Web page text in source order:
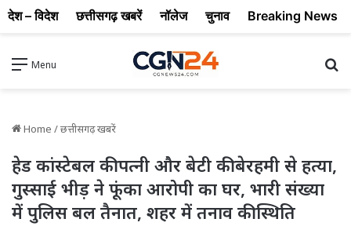
Menu
Home /छत्तीसगढ़ खबरें
हेड कांस्टेबल की पत्नी और बेटी की बेरहमी से हत्या,
गुस्साई भीड़ ने फूंका आरोपी का घर, भारी संख्या
में पुलिस बल तैनात, शहर में तनाव की स्थिति
देश – विदेश छत्तीसगढ़ खबरें नॉलेज चुनाव Breaking News